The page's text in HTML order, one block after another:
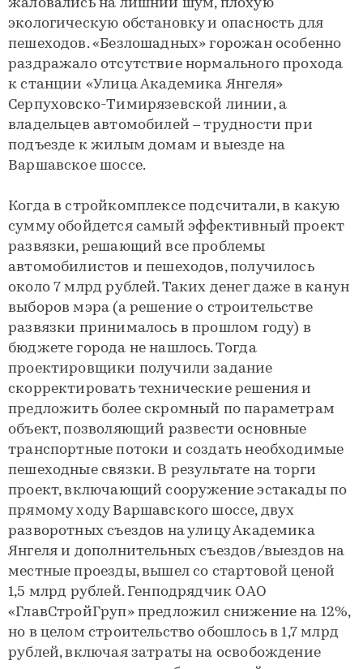
жаловались на лишний шум, плохую
экологическую обстановку и опасность для
пешеходов. «Безлошадных» горожан особенно
раздражало отсутствие нормального прохода
к станции «Улица Академика Янгеля»
Серпуховско-Тимирязевской линии, а
владельцев автомобилей – трудности при
подъезде к жилым домам и выезде на
Варшавское шоссе.
Когда в стройкомплексе подсчитали, в какую
сумму обойдется самый эффективный проект
развязки, решающий все проблемы
автомобилистов и пешеходов, получилось
около 7 млрд рублей. Таких денег даже в канун
выборов мэра (а решение о строительстве
развязки принималось в прошлом году) в
бюджете города не нашлось. Тогда
проектировщики получили задание
скорректировать технические решения и
предложить более скромный по параметрам
объект, позволяющий развести основные
транспортные потоки и создать необходимые
пешеходные связки. В результате на торги
проект, включающий сооружение эстакады по
прямому ходу Варшавского шоссе, двух
разворотных съездов на улицу Академика
Янгеля и дополнительных съездов/выездов на
местные проезды, вышел со стартовой ценой
1,5 млрд рублей. Генподрядчик ОАО
«ГлавСтройГруп» предложил снижение на 12%,
но в целом строительство обошлось в 1,7 млрд
рублей, включая затраты на освобождение